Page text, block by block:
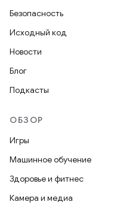
Безопасность
Исходный код
Новости
Блог
Подкасты
ОБЗОР
Игры
Машинное обучение
Здоровье и фитнес
Камера и медиа